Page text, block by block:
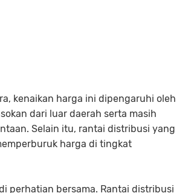
kenaikan harga ini dipengaruhi oleh
dari luar daerah serta masih
Selain itu, rantai distribusi yang
harga di tingkat
perhatian bersama. Rantai distribusi